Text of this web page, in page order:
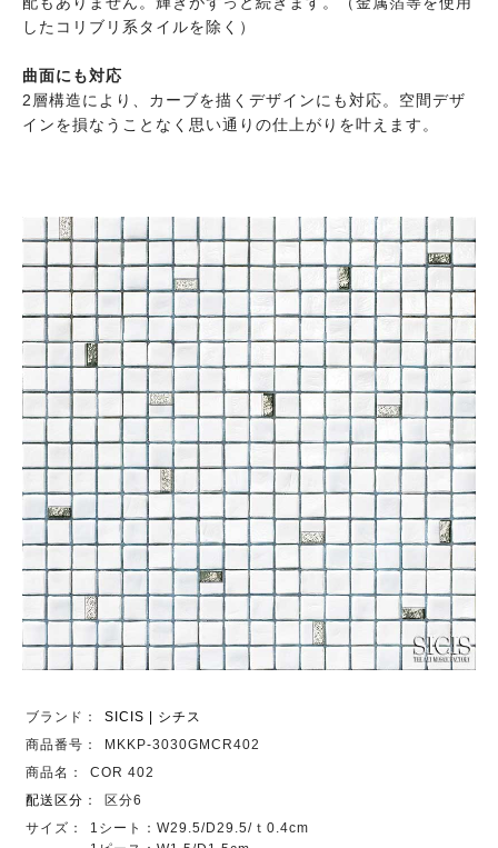
したコリブリ系タイルを除く）
曲面にも対応
2層構造により、カーブを描くデザインにも対応。空間デザ
インを損なうことなく思い通りの仕上がりを叶えます。
ブランド：
SICIS | シチス
商品番号：
MKKP-3030GMCR402
商品名：
COR 402
配送区分 ：
区分6
サイズ：
1シート：W29.5/D29.5/ｔ0.4cm